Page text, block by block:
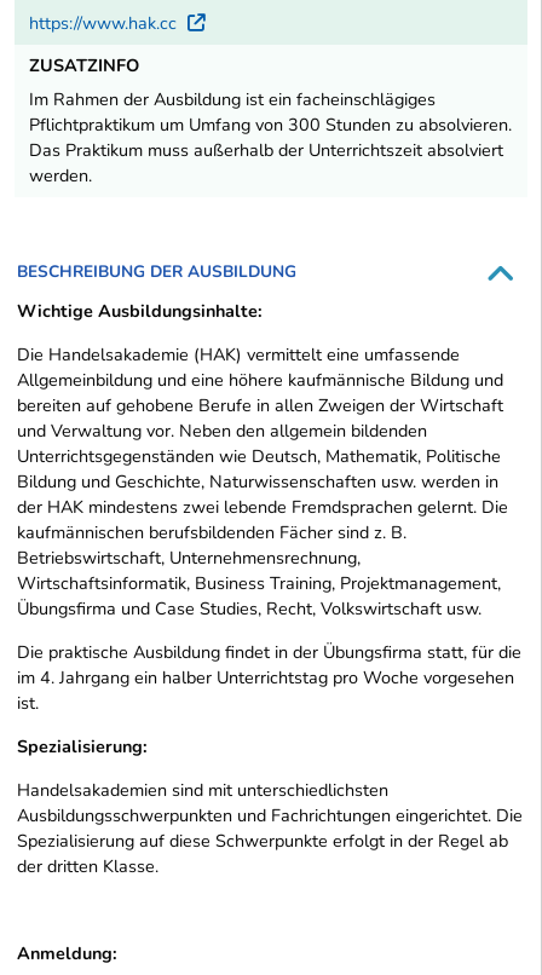
https://www.hak.cc
Externer Link
ZUSATZINFO
Im Rahmen der Ausbildung ist ein facheinschlägiges
Pflichtpraktikum um Umfang von 300 Stunden zu absolvieren.
Das Praktikum muss außerhalb der Unterrichtszeit absolviert
werden.
BESCHREIBUNG DER AUSBILDUNG
Wichtige Ausbildungsinhalte:
Die Handelsakademie (HAK) vermittelt eine umfassende
Allgemeinbildung und eine höhere kaufmännische Bildung und
bereiten auf gehobene Berufe in allen Zweigen der Wirtschaft
und Verwaltung vor. Neben den allgemein bildenden
Unterrichtsgegenständen wie Deutsch, Mathematik, Politische
Bildung und Geschichte, Naturwissenschaften usw. werden in
der HAK mindestens zwei lebende Fremdsprachen gelernt. Die
kaufmännischen berufsbildenden Fächer sind z. B.
Betriebswirtschaft, Unternehmensrechnung,
Wirtschaftsinformatik, Business Training, Projektmanagement,
Übungsfirma und Case Studies, Recht, Volkswirtschaft usw.
Die praktische Ausbildung findet in der Übungsfirma statt, für die
im 4. Jahrgang ein halber Unterrichtstag pro Woche vorgesehen
ist.
Spezialisierung:
Handelsakademien sind mit unterschiedlichsten
Ausbildungsschwerpunkten und Fachrichtungen eingerichtet. Die
Spezialisierung auf diese Schwerpunkte erfolgt in der Regel ab
der dritten Klasse.
Anmeldung: